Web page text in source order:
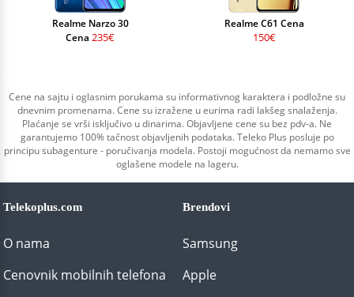
Realme Narzo 30
Cena 235€
Realme C61 Cena
150€
Cene na sajtu i oglasnim porukama su informativnog karaktera i podložne su
dnevnim promenama. Cene su izražene u eurima radi lakšeg snalaženja.
Plaćanje se vrši isključivo u dinarima. Objavljene cene su bez pdv-a. Ne
garantujemo 100% tačnost objavljenih podataka. Teleko Plus posluje po
principu subagenture - poručivanja modela. Postoji mogućnost da nemamo sve
oglašene modele na lageru.
Telekoplus.com
O nama
Cenovnik mobilnih telefona
Brendovi
Samsung
Apple